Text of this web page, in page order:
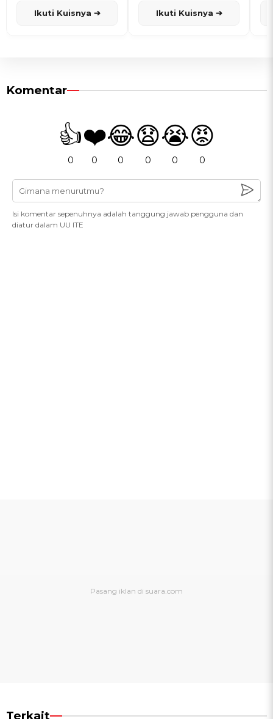
Ikuti Kuisnya ➔ Ikuti Kuisnya ➔
Komentar
👍
0
❤️
0
😂
0
😧
0
😭
0
😡
0
Isi komentar sepenuhnya adalah tanggung jawab pengguna dan
diatur dalam UU ITE
Terkait